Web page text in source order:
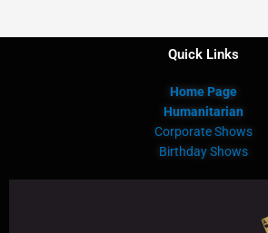
Quick Links
Home Page
Humanitarian
Corporate Shows
Birthday Shows